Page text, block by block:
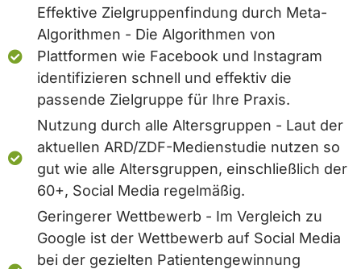
Effektive Zielgruppenfindung durch Meta-
Algorithmen - Die Algorithmen von
Plattformen wie Facebook und Instagram
identifizieren schnell und effektiv die
passende Zielgruppe für Ihre Praxis.
Nutzung durch alle Altersgruppen - Laut der
aktuellen ARD/ZDF-Medienstudie nutzen so
gut wie alle Altersgruppen, einschließlich der
60+, Social Media regelmäßig.
Geringerer Wettbewerb - Im Vergleich zu
Google ist der Wettbewerb auf Social Media
bei der gezielten Patientengewinnung